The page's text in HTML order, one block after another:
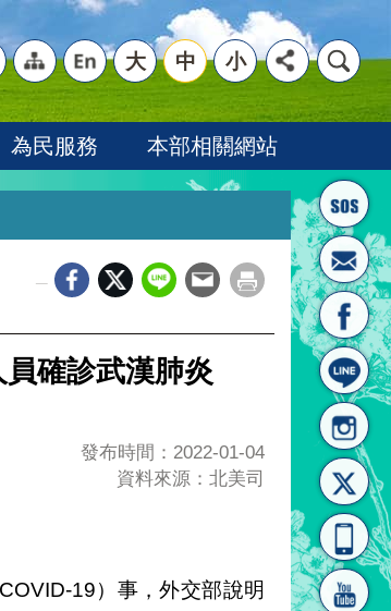
"網
站導
"英
文語
大 中 小
為民服務 本部相關網站
確診武漢肺炎
發布時間：2022-01-04
資料來源：北美司
19）事，外交部說明